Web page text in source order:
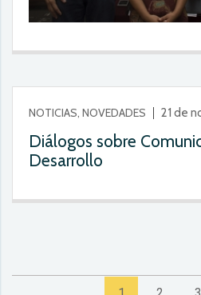
NOTICIAS, NOVEDADES 21 de
Diálogos sobre
Desarrollo